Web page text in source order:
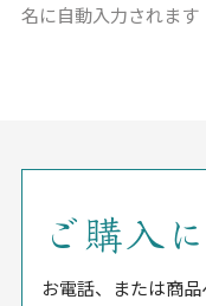
名に自動入力されます
ご購入
お電話、または商